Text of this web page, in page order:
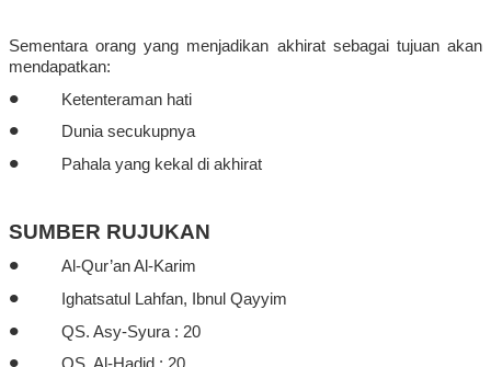
Sementara orang yang menjadikan akhirat sebagai tujuan akan
mendapatkan:
• Ketenteraman hati
• Duniasecukupnya
• Pahala yang kekal di akhirat
SUMBER RUJUKAN
• Al-Qur’an Al-Karim
• Ighatsatul Lahfan, Ibnul Qayyim
• QS. Asy-Syura : 20